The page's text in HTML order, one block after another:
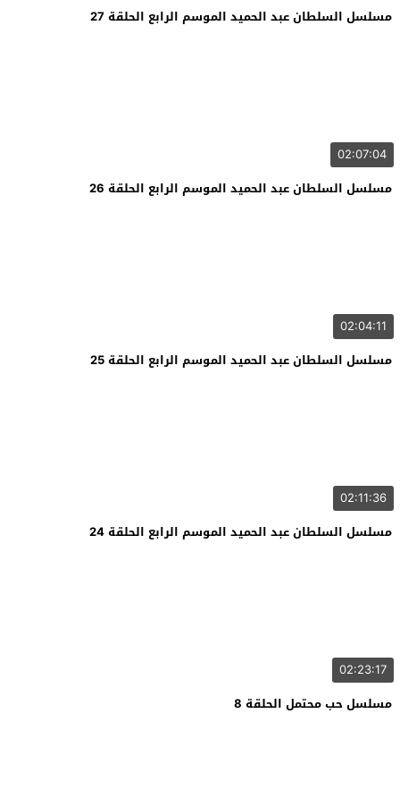
مسلسل السلطان عبد الحميد الموسم الرابع الحلقة 27
02:07:04
مسلسل السلطان عبد الحميد الموسم الرابع الحلقة 26
02:04:11
مسلسل السلطان عبد الحميد الموسم الرابع الحلقة 25
02:11:36
مسلسل السلطان عبد الحميد الموسم الرابع الحلقة 24
02:23:17
مسلسل حب محتمل الحلقة 8